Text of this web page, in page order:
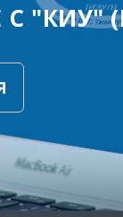
"КИУ"